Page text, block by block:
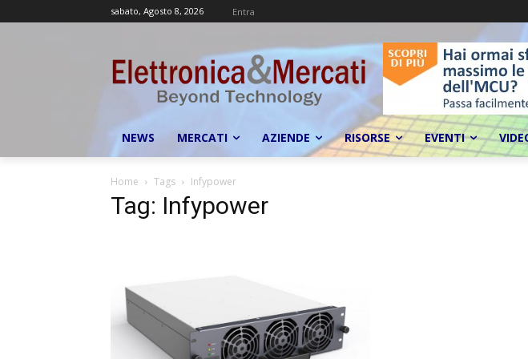
sabato, Agosto 8, 2026 Entra
NEWS MERCATI AZIENDE RISORSE EVENTI
Home Tags Infypower
Tag: Infypower